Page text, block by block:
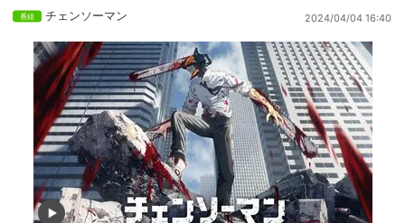
チェンソーマン 2024/04/04 16:40